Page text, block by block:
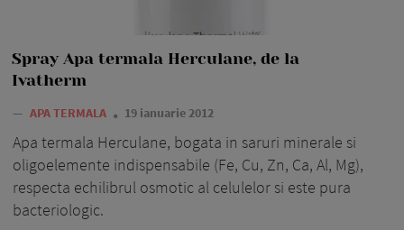
Spray Apa termala Herculane, de la
Ivatherm
— APA TERMALA 19 ianuarie 2012
Apa termala Herculane, bogata in saruri minerale si
oligoelemente indispensabile (Fe, Cu, Zn, Ca, Al, Mg),
respecta echilibrul osmotic al celulelor si este pura
bacteriologic.